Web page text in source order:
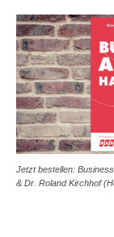
Jetzt bestellen:
& Dr. Roland Kirchhof